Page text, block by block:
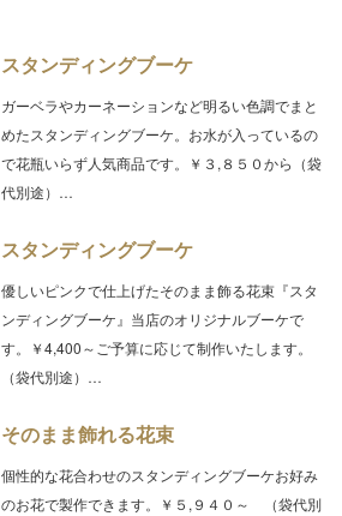
スタンディングブーケ
ガーベラやカーネーションなど明るい色調でまと
めたスタンディングブーケ。お水が入っているの
で花瓶いらず人気商品です。￥３,８５０から（袋
代別途）…
スタンディングブーケ
優しいピンクで仕上げたそのまま飾る花束『スタ
ンディングブーケ』当店のオリジナルブーケで
す。￥4,400～ご予算に応じて制作いたします。
（袋代別途）…
そのまま飾れる花束
個性的な花合わせのスタンディングブーケお好み
のお花で製作できます。￥５,９４０～ （袋代別